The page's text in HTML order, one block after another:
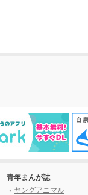
青年まんが誌
ヤングアニマル